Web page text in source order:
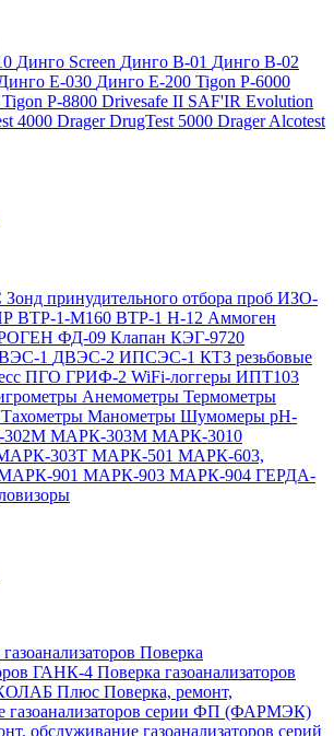
Динго Screen Динго В-01 Динго В-02
Е-030 Динго Е-200 Tigon P-6000
Tigon P-8800 Drivesafe II SAF'IR Evolution
4000 Drager DrugTest 5000 Drager Alcotest
Зонд принудительного отбора проб ИЗО-
ВТР-1-М160 ВТР-1 Н-12 Аммоген
ФД-09 Клапан КЭГ-9720
1 ДВЭС-2 ИПСЭС-1 КТЗ резьбовые
ПГО ГРИФ-2 WiFi-логгеры ИПТ103
Анемометры Термометры
Тахометры Манометры Шумомеры pH-
МАРК-303М МАРК-3010
303Т МАРК-501 МАРК-603,
901 МАРК-903 МАРК-904 ГЕРДА-
Поверка
ГАНК-4 Поверка газоанализаторов
Плюс Поверка, ремонт,
газоанализаторов серии ФП (ФАРМЭК)
обслуживание газоанализаторов серий